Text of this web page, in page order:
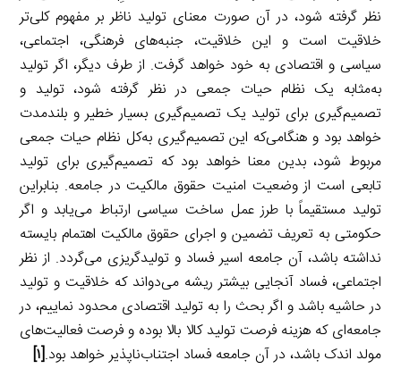
نظر گرفته شود، در آن صورت معنای تولید ناظر بر مفهوم کلی‌تر
خلاقیت است و این خلاقیت، جنبه‌های فرهنگی، اجتماعی،
سیاسی و اقتصادی به خود خواهد گرفت. از طرف دیگر، اگر تولید
به‌مثابه یک نظام حیات جمعی در نظر گرفته شود، تولید و
تصمیم‌گیری برای تولید یک تصمیم‌گیری بسیار خطیر و بلندمدت
خواهد بود و هنگامی‌که این تصمیم‌گیری به‌کل نظام حیات جمعی
مربوط شود، بدین معنا خواهد بود که تصمیم‌گیری برای تولید
تابعی است از وضعیت امنیت حقوق مالکیت در جامعه. بنابراین
تولید مستقیماً با طرز عمل ساخت سیاسی ارتباط می‌یابد و اگر
حکومتی به تعریف تضمین و اجرای حقوق مالکیت اهتمام بایسته
نداشته باشد، آن جامعه اسیر فساد و تولیدگریزی می‌گردد. از نظر
اجتماعی، فساد آنجایی بیشتر ریشه می‌دواند که خلاقیت و تولید
در حاشیه باشد و اگر بحث را به تولید اقتصادی محدود نماییم، در
جامعه‌ای که هزینه فرصت تولید کالا بالا بوده و فرصت فعالیت‌های
مولد اندک باشد، در آن جامعه فساد اجتناب‌ناپذیر خواهد بود.[۱]